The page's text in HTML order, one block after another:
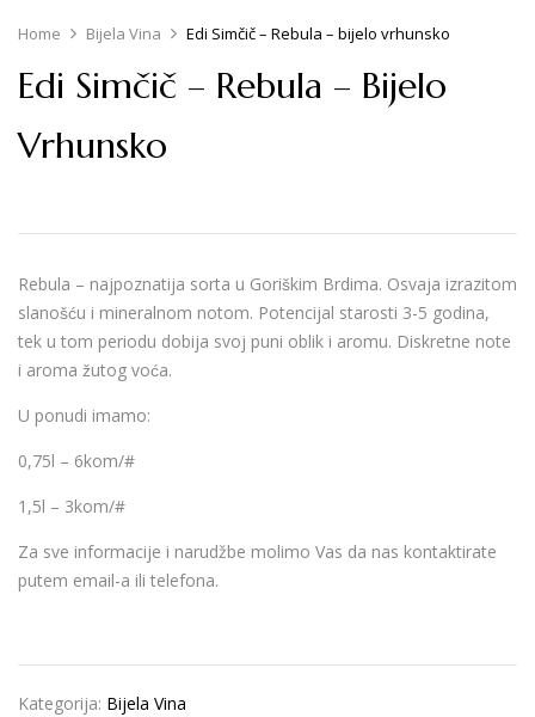
Home Bijela Vina Edi Simčič – Rebula – bijelo vrhunsko
Edi Simčič – Rebula – Bijelo
Vrhunsko
Rebula – najpoznatija sorta u Goriškim Brdima. Osvaja izrazitom
slanošću i mineralnom notom. Potencijal starosti 3-5 godina,
tek u tom periodu dobija svoj puni oblik i aromu. Diskretne note
i aroma žutog voća.
U ponudi imamo:
0,75l – 6kom/#
1,5l – 3kom/#
Za sve informacije i narudžbe molimo Vas da nas kontaktirate
putem email-a ili telefona.
Kategorija: Bijela Vina